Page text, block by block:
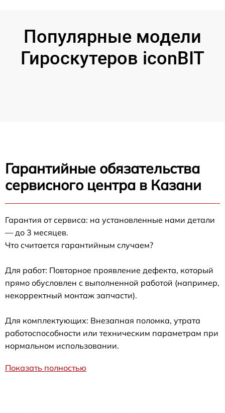
Популярные модели
Гироскутеров iconBIT
Гарантийные обязательства
сервисного центра в Казани
Гарантия от сервиса: на установленные нами детали
— до 3 месяцев.
Что считается гарантийным случаем?
Для работ: Повторное проявление дефекта, который
прямо обусловлен с выполненной работой (например,
некорректный монтаж запчасти).
Для комплектующих: Внезапная поломка, утрата
работоспособности или техническим параметрам при
нормальном использовании.
Показать полностью